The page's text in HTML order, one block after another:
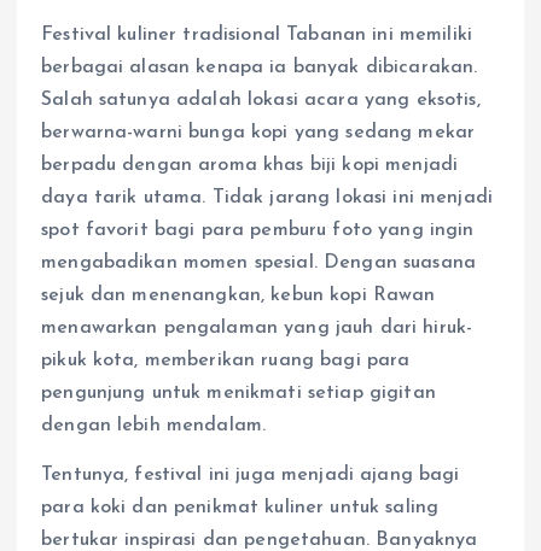
Festival kuliner tradisional Tabanan ini memiliki
berbagai alasan kenapa ia banyak dibicarakan.
Salah satunya adalah lokasi acara yang eksotis,
berwarna-warni bunga kopi yang sedang mekar
berpadu dengan aroma khas biji kopi menjadi
daya tarik utama. Tidak jarang lokasi ini menjadi
spot favorit bagi para pemburu foto yang ingin
mengabadikan momen spesial. Dengan suasana
sejuk dan menenangkan, kebun kopi Rawan
menawarkan pengalaman yang jauh dari hiruk-
pikuk kota, memberikan ruang bagi para
pengunjung untuk menikmati setiap gigitan
dengan lebih mendalam.
Tentunya, festival ini juga menjadi ajang bagi
para koki dan penikmat kuliner untuk saling
bertukar inspirasi dan pengetahuan. Banyaknya